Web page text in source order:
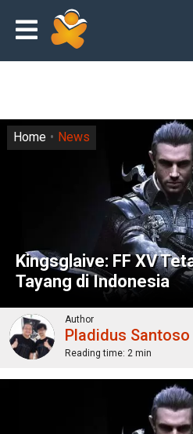
Kingsglaive: FF XV
Tayang di Indonesia
Home News
Author
Pladidus Santoso
Reading time: 2 min